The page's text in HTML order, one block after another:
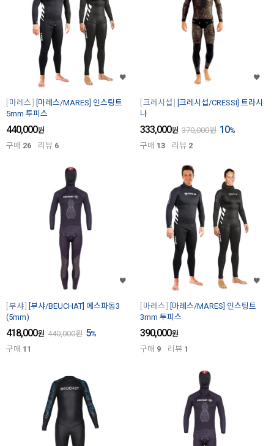
마레스
[마레스/MARES] 인스팅트
5mm 투피스
440,000원
구매 26 리뷰 6
크레시섭
[크레시섭/CRESSI] 트라시
나
333,000원 370,000원 10%
구매 13 리뷰 2
부샤
[부샤/BEUCHAT] 에스파동3
(5mm)
418,000원 440,000원 5%
구매 11
마레스
[마레스/MARES] 인스팅트
3mm 투피스
390,000원
구매 9 리뷰 1